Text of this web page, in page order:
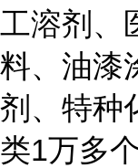
工溶剂、
料、油漆
剂、特种
类1万多